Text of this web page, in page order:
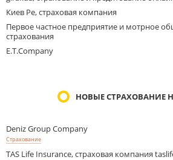
Киев Ре, страховая компания
Первое частное предприятие и мотрное
страхования
E.T.Company
НОВЫЕ СТРАХОВАНИЕ
Deniz Group Company
Страхование
TAS Life Insurance, страховая компания